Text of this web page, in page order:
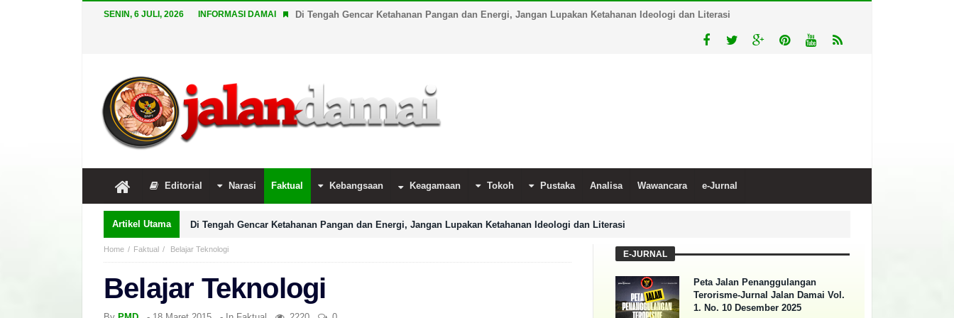
SENIN, 6 JULI, 2026 INFORMASI DAMAI Di Tengah Gencar Ketahanan Pangan dan Energi, Jangan Lupakan Ketahanan Ideologi dan Literasi
Editorial Narasi Faktual Kebangsaan Keagamaan Tokoh Pustaka Analisa Wawancara e-Jurnal
Artikel Utama Di Tengah Gencar Ketahanan Pangan dan Energi, Jangan Lupakan Ketahanan Ideologi dan Literasi
Home Faktual Belajar Teknologi
Belajar Teknologi
E-JURNAL
Peta Jalan Penanggulangan
Terorisme-Jurnal Jalan Damai Vol.
1. No. 10 Desember 2025